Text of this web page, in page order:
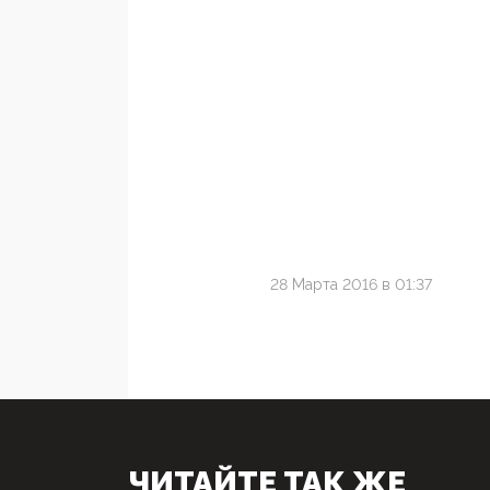
28 Марта 2016 в 01:37